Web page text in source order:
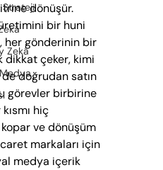
Strateji
Zekâ
dönüşür.
bir huni
her gönderinin bir
dikkat çeker, kimi
doğrudan satın
görevler birbirine
hiç
ve dönüşüm
markaları için
medya içerik